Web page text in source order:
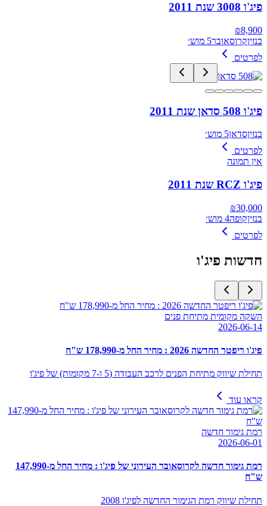
פיג'ו 3008 שנת 2011
₪8,900
בנזיןקרוסאובר5 מוש׳
לפרטים
פיג'ו 508 סדאן שנת 2011
בנזיןסדאן5 מוש׳
לפרטים
אין תמונה
פיג'ו RCZ שנת 2011
₪30,000
בנזיןקופה4 מוש׳
לפרטים
חדשות פיג'ו
השקה מקומית מתיחת פנים
2026-06-14
פיג'ו ריפטר החדשה 2026 : מחיר החל מ-178,990 ש"ח
תחילת שיווק מתיחת הפנים לרכב העבודה (5 ו-7 מקומות) של פיג'ו
קראו עוד
רמת גימור חדשה
2026-06-01
רמת גימור חדשה לקרוסאובר העירוני של פיג'ו : מחיר החל מ-147,990
ש"ח
תחילת שיווק רמת הגימור החדשה לפיג'ו 2008